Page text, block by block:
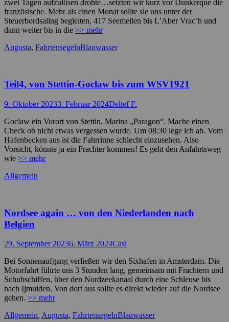
zwei Tagen aufzulösen drohte…setzten wir kurz vor Dunkerque die
französische. Mehr als einen Monat sollte sie uns unter der
Steuerbordsaling begleiten, 417 Seemeilen bis L’Aber Vrac’h und
dann weiter bis in die >> mehr
Kategorien
Augusta, FahrtensegelnSchlagworte
Blauwasser
Teil4, von Stettin-Goclaw bis zum WSV1921
Posted
9. Oktober 20233. Februar 2024Autor
Deltef F.
Goclaw ein Vorort von Stettin, Marina „Paragon“. Mache einen
Check ob nicht etwas vergessen wurde. Um 08:30 lege ich ab. Vom
Hafenbecken aus ist die Fahrrinne schlecht einzusehen. Also
Vorsicht, könnte ja ein Frachter kommen! Es geht den Anfahrtsweg
wie >> mehr
Kategorien
Allgemein
Nordsee again … von den Niederlanden nach
Belgien
Posted
29. September 20236. März 2024Autor
Casi
Bei Sonnenaufgang verließen wir den Sixhafen in Amsterdam. Die
Motorfahrt führte uns 3 Stunden lang, gemeinsam mit Frachtern und
Schubschiffen, über den Nordzeekanaal durch eine Schleuse bis
nach Ijmuiden. Von dort aus sollte es direkt wieder auf die Nordsee
gehen. >> mehr
Kategorien
Allgemein, Augusta, FahrtensegelnSchlagworte
Blauwasser